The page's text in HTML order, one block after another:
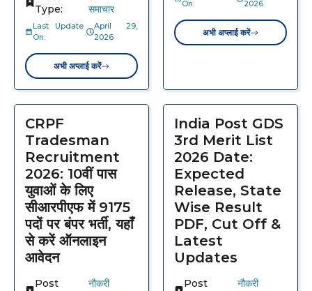
Type:
समाचार
Last Update
On:
April 29,
2026
अभी अप्लाई करें
On:
2026
अभी अप्लाई करें
CRPF
Tradesman
Recruitment
2026: 10वीं पास
युवाओं के लिए
सीआरपीएफ में 9175
पदों पर बंपर भर्ती, यहाँ
से करें ऑनलाइन
आवेदन
Post
नौकरी
India Post GDS
3rd Merit List
2026 Date:
Expected
Release, State
Wise Result
PDF, Cut Off &
Latest
Updates
Post
नौकरी